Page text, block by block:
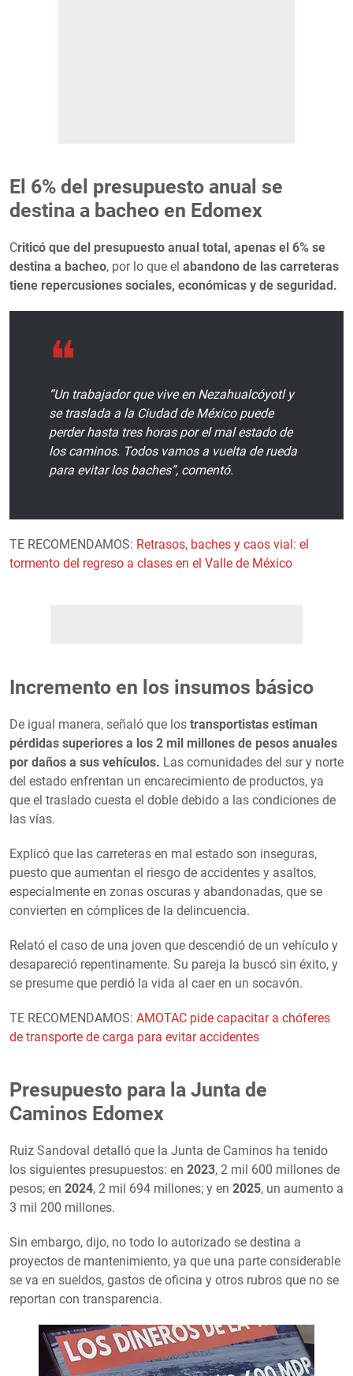
El 6% del presupuesto anual se
destina a bacheo en Edomex
Criticó que del presupuesto anual total, apenas el 6% se
destina a bacheo, por lo que el abandono de las carreteras
tiene repercusiones sociales, económicas y de seguridad.
“Un trabajador que vive en Nezahualcóyotl y
se traslada a la Ciudad de México puede
perder hasta tres horas por el mal estado de
los caminos. Todos vamos a vuelta de rueda
para evitar los baches”, comentó.
TE RECOMENDAMOS: Retrasos, baches y caos vial: el
tormento del regreso a clases en el Valle de México
Incremento en los insumos básico
De igual manera, señaló que los transportistas estiman
pérdidas superiores a los 2 mil millones de pesos anuales
por daños a sus vehículos. Las comunidades del sur y norte
del estado enfrentan un encarecimiento de productos, ya
que el traslado cuesta el doble debido a las condiciones de
las vías.
Explicó que las carreteras en mal estado son inseguras,
puesto que aumentan el riesgo de accidentes y asaltos,
especialmente en zonas oscuras y abandonadas, que se
convierten en cómplices de la delincuencia.
Relató el caso de una joven que descendió de un vehículo y
desapareció repentinamente. Su pareja la buscó sin éxito, y
se presume que perdió la vida al caer en un socavón.
TE RECOMENDAMOS: AMOTAC pide capacitar a chóferes
de transporte de carga para evitar accidentes
Presupuesto para la Junta de
Caminos Edomex
Ruiz Sandoval detalló que la Junta de Caminos ha tenido
los siguientes presupuestos: en 2023, 2 mil 600 millones de
pesos; en 2024, 2 mil 694 millones; y en 2025, un aumento a
3 mil 200 millones.
Sin embargo, dijo, no todo lo autorizado se destina a
proyectos de mantenimiento, ya que una parte considerable
se va en sueldos, gastos de oficina y otros rubros que no se
reportan con transparencia.